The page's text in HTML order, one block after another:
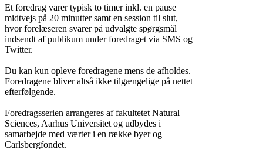
Et foredrag varer typisk to timer inkl. en pause
midtvejs på 20 minutter samt en session til slut,
hvor forelæseren svarer på udvalgte spørgsmål
indsendt af publikum under foredraget via SMS og
Twitter.
Du kan kun opleve foredragene mens de afholdes.
Foredragene bliver altså ikke tilgængelige på nettet
efterfølgende.
Foredragsserien arrangeres af fakultetet Natural
Sciences, Aarhus Universitet og udbydes i
samarbejde med værter i en række byer og
Carlsbergfondet.